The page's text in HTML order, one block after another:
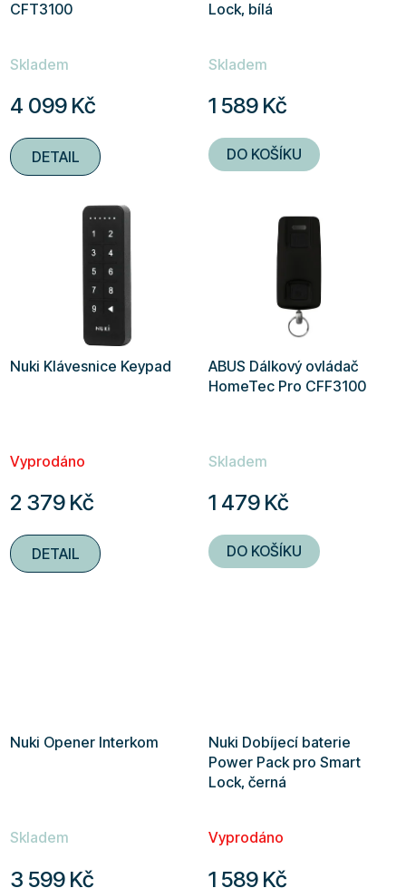
CFT3100
Skladem
4 099 Kč
DETAIL
Lock, bílá
Skladem
1 589 Kč
DO KOŠÍKU
Nuki Klávesnice Keypad
Vyprodáno
2 379 Kč
DETAIL
ABUS Dálkový ovládač
HomeTec Pro CFF3100
Skladem
1 479 Kč
DO KOŠÍKU
Nuki Opener Interkom
Skladem
3 599 Kč
Nuki Dobíjecí baterie
Power Pack pro Smart
Lock, černá
Vyprodáno
1 589 Kč